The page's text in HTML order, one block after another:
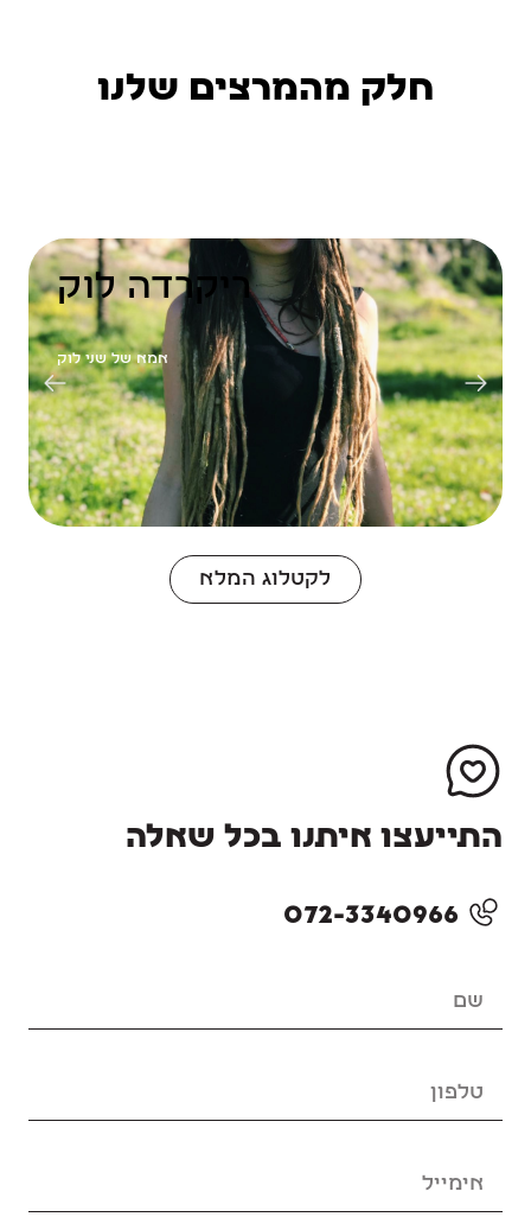
חלק מהמרצים שלנו
ריקרדה לוק
אמא של שני לוק
לקטלוג המלא
התייעצו איתנו בכל שאלה
072-3340966